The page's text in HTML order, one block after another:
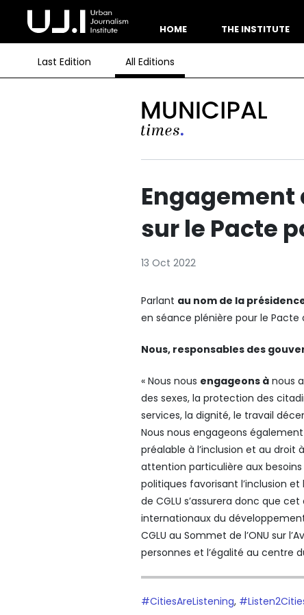
HOME THE INSTITUTE
Last Edition All Editions
Engagement
sur le Pacte
13 Oct 2022
Parlant au nom de la
en séance plénière pour le Pacte
Nous, responsables des
« Nous nous engageons à nous
des sexes, la protection des
services, la dignité, le travail
Nous nous engageons
préalable à l’inclusion et au droit
attention particulière aux
politiques favorisant l’inclusion
de CGLU s’assurera donc que
internationaux du
CGLU au Sommet de l’ONU sur
personnes et l’égalité au centre
#CitiesAreListening,